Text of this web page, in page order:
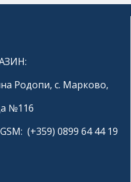
Родопи, с. Марково,
№116
(+359) 0899 64 44 19